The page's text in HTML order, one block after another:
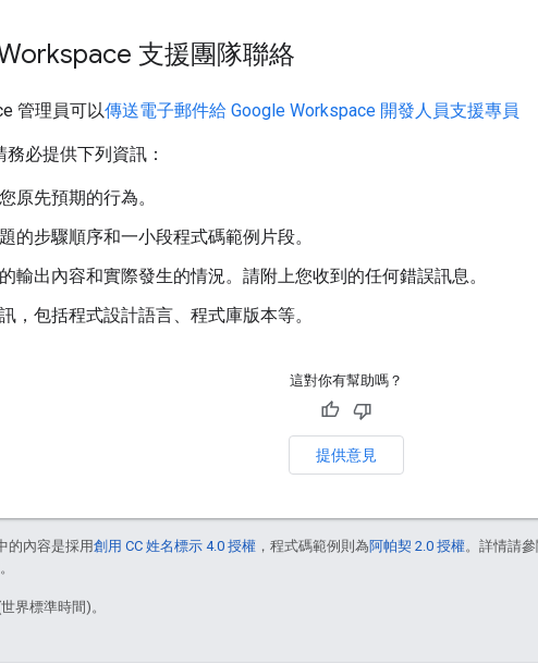
支援團隊聯絡
管理員可以傳送電子郵件給 Google Workspace 開發人員支援專員
務必提供下列資訊：
原先預期的行為。
的步驟順序和一小段程式碼範例片段。
的輸出內容和實際發生的情況。請附上您收到的任何錯誤訊息。
，包括程式設計語言、程式庫版本等。
這對你有幫助嗎？
提供意見
的內容是採用創用 CC 姓名標示 4.0 授權 ，程式碼範例則為阿帕契 2.0 授權。詳情請
界標準時間)。